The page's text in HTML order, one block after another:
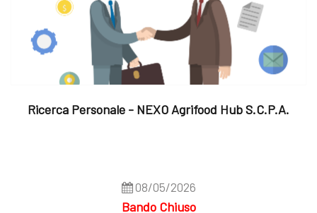
Ricerca Personale - NEXO Agrifood Hub S.c.p.a.
08/05/2026
Bando Chiuso